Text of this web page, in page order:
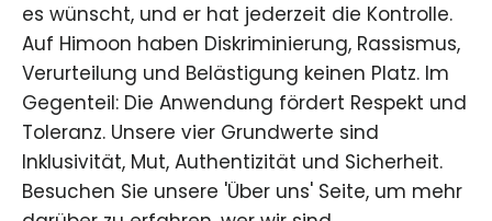
es wünscht, und er hat jederzeit die Kontrolle.
Auf Himoon haben Diskriminierung, Rassismus,
Verurteilung und Belästigung keinen Platz. Im
Gegenteil: Die Anwendung fördert Respekt und
Toleranz. Unsere vier Grundwerte sind
Inklusivität, Mut, Authentizität und Sicherheit.
Besuchen Sie unsere 'Über uns' Seite, um mehr